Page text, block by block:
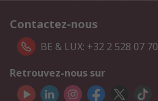
Contactez-nous
BE & LUX: +32 2 528 07 70
Retrouvez-nous sur